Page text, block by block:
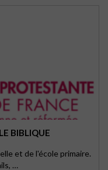
BIBLIQUE
et de l'école primaire.
…